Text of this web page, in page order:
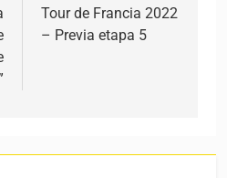
Tour de Francia 2022
– Previa etapa 5